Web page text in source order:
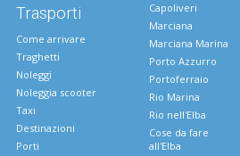
Trasporti
Come arrivare
Traghetti
Noleggi
Noleggia scooter
Taxi
Destinazioni
Porti
Capoliveri
Marciana
Marciana Marina
Porto Azzurro
Portoferraio
Rio Marina
Rio nell'Elba
Cose da fare
all'Elba